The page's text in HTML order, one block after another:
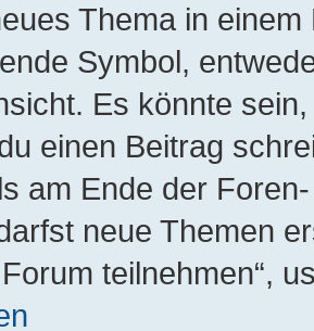
Thema in
Symbol,
Es könnte
einen Beitrag
am Ende der
neue Themen
teilnehmen“,